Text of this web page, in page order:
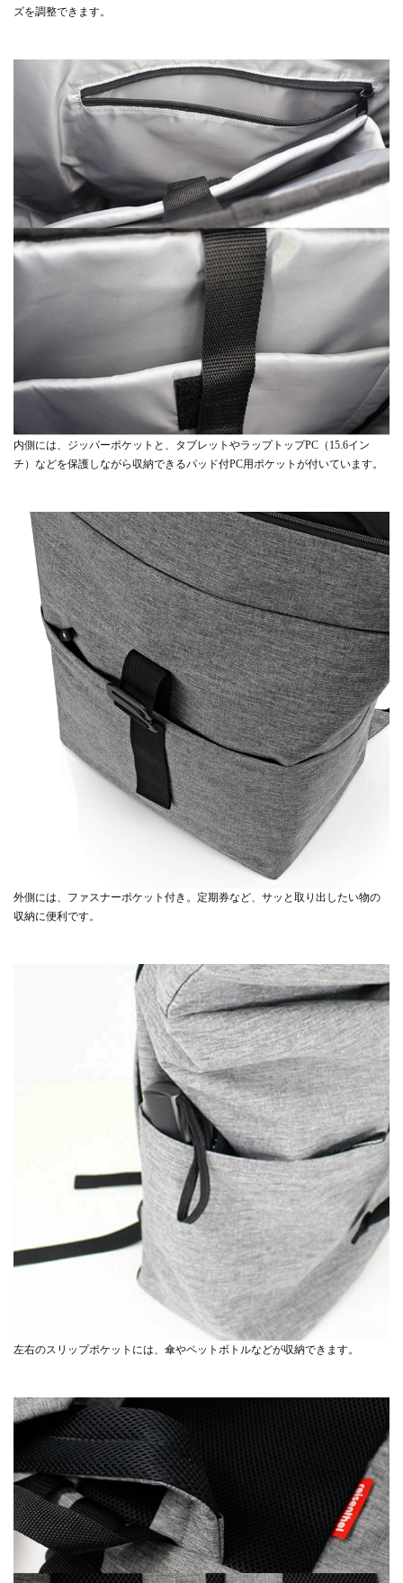
ズを調整できます。
内側には、ジッパーポケットと、タブレットやラップトップPC（15.6イン
チ）などを保護しながら収納できるパッド付PC用ポケットが付いています。
外側には、ファスナーポケット付き。定期券など、サッと取り出したい物の
収納に便利です。
左右のスリップポケットには、傘やペットボトルなどが収納できます。